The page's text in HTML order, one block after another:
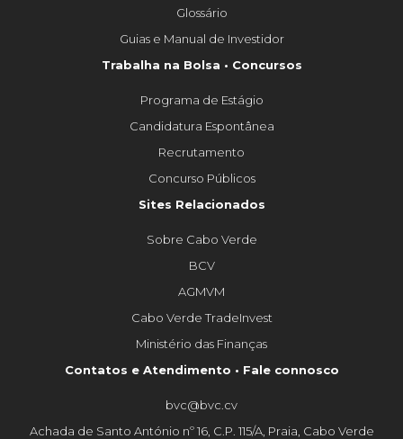
Glossário
Guias e Manual de Investidor
Trabalha na Bolsa • Concursos
Programa de Estágio
Candidatura Espontânea
Recrutamento
Concurso Públicos
Sites Relacionados
Sobre Cabo Verde
BCV
AGMVM
Cabo Verde TradeInvest
Ministério das Finanças
Contatos e Atendimento • Fale connosco
bvc@bvc.cv
Achada de Santo António nº 16, C.P. 115/A, Praia, Cabo Verde